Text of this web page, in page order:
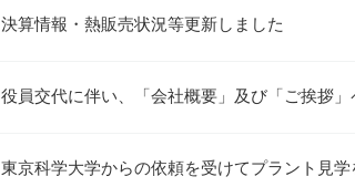
決算情報・熱販売状況等更新しました
役員交代に伴い、「会社概要」及び「ご挨拶
東京科学大学からの依頼を受けてプラント見